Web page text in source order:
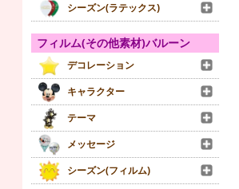
シーズン(ラテックス)
フィルム(その他素材)バルーン
デコレーション
キャラクター
テーマ
メッセージ
シーズン(フィルム)